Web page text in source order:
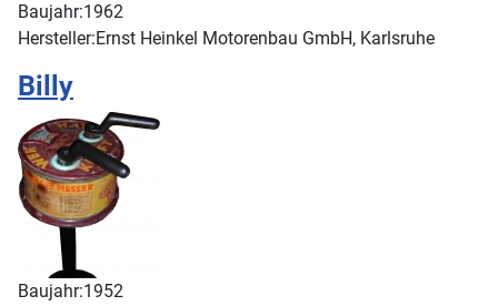
Baujahr:1962
Hersteller:Ernst Heinkel Motorenbau GmbH, Karlsruhe
Billy
Baujahr:1952